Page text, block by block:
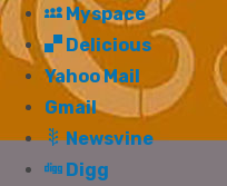
Myspace
Delicious
Yahoo Mail
Gmail
Newsvine
Digg